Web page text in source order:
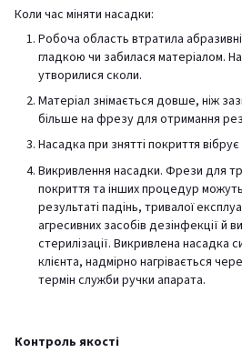
Коли час міняти насадки:
Робоча область втратила
гладкою чи забилася матеріалом.
утворилися сколи.
Матеріал знімається довше, ніж
більше на фрезу для отримання
Насадка при знятті покриття
Викривлення насадки. Фрези для
покриття та інших процедур
результаті падінь, тривалої
агресивних засобів дезінфекції й
стерилізації. Викривлена насадка
клієнта, надмірно нагрівається
термін служби ручки апарата.
Контроль якості